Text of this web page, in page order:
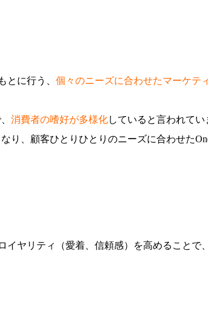
とに行う、 個々のニーズに合わせたマーケテ
消費者の嗜好が多様化していると言われて
、顧客ひとりひとりのニーズに合わせた
イヤリティ（愛着、信頼感）を高めることで